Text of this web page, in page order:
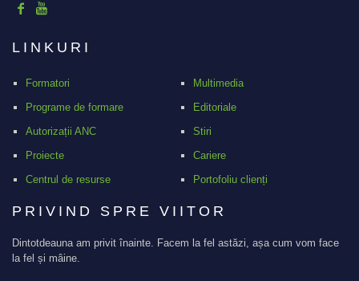
LINKURI
Formatori
Programe de formare
Autorizații ANC
Proiecte
Centrul de resurse
Multimedia
Editoriale
Stiri
Cariere
Portofoliu clienți
PRIVIND SPRE VIITOR
Dintotdeauna am privit înainte. Facem la fel astăzi, așa cum vom face
la fel și mâine.